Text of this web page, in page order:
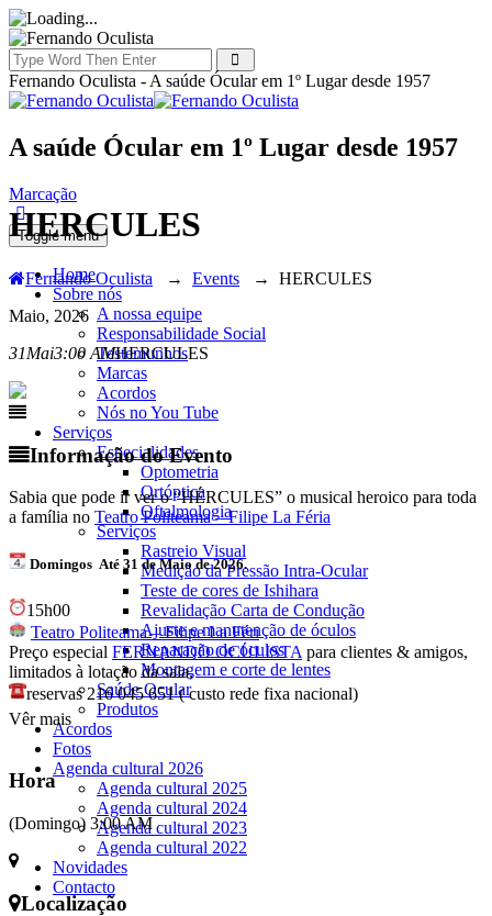
Fernando Oculista - A saúde Ócular em 1º Lugar desde 1957
A saúde Ócular em 1º Lugar desde 1957
Marcação
Toggle menu
Home
Sobre nós
A nossa equipe
Responsabilidade Social
Testemunhos
Marcas
Acordos
Nós no You Tube
Serviços
Especialidades
Optometria
Ortóptica
Oftalmologia
Serviços
Rastreio Visual
Medição da Pressão Intra-Ocular
Teste de cores de Ishihara
Revalidação Carta de Condução
Ajuste e manutenção de óculos
Reparação de óculos
Montagem e corte de lentes
Saúde Ocular
Produtos
Acordos
Fotos
Agenda cultural 2026
Agenda cultural 2025
Agenda cultural 2024
Agenda cultural 2023
Agenda cultural 2022
Novidades
Contacto
HERCULES
Fernando Oculista → Events → HERCULES
Maio, 2026
31Mai3:00 AMHERCULES
Informação do Evento
Sabia que pode ir ver o “HÉRCULES” o musical heroico para toda
a família no Teatro Politeama – Filipe La Féria
Domingos Até 31 deMaiode 2026.
15h00
Teatro Politeama – Filipe La Féri
Preço especial FERNANDO OCULISTA para clientes & amigos,
limitados à lotação da sala,
reservas 216 045 651 ( custo rede fixa nacional)
Vêr mais
Hora
(Domingo) 3:00 AM
Localização